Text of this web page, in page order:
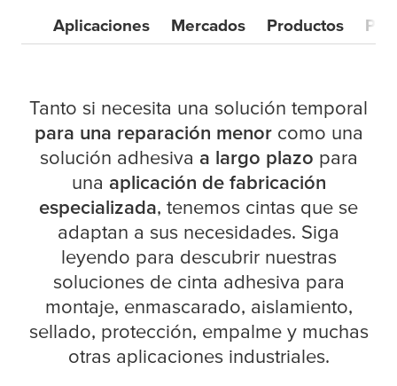
Aplicaciones Mercados Productos
Tanto si necesita una solución temporal
para una reparación menorcomo una
solución adhesiva a largo plazo para
una aplicación de fabricación
especializada, tenemos cintas que se
adaptan a sus necesidades. Siga
leyendo para descubrir nuestras
soluciones de cinta adhesiva para
montaje, enmascarado, aislamiento,
sellado, protección, empalme y muchas
otras aplicaciones industriales.
48 N/cm